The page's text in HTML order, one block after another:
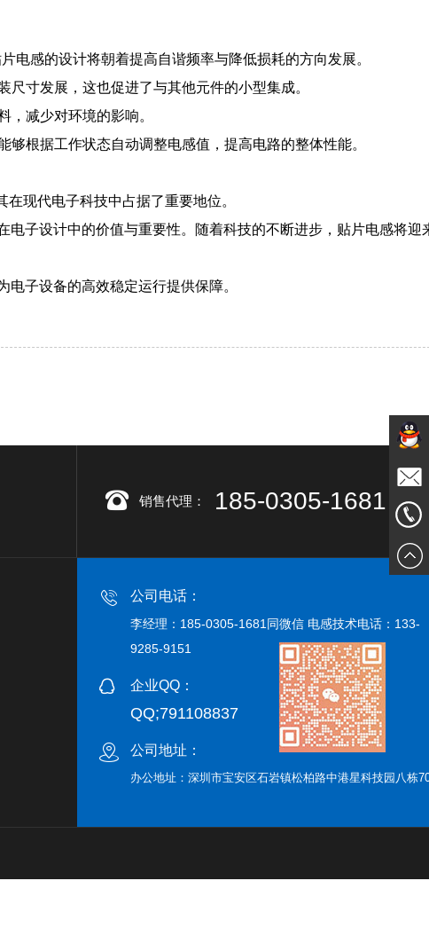
电感的设计将朝着提高自谐频率与降低损耗的方向发展。
寸发展，这也促进了与其他元件的小型集成。
，减少对环境的影响。
根据工作状态自动调整电感值，提高电路的整体性能。
现代电子科技中占据了重要地位。
子设计中的价值与重要性。随着科技的不断进步，贴片电感将迎
子设备的高效稳定运行提供保障。
销售代理： 185-0305-1681
公司电话：
李经理：185-0305-1681同微信 电感技术电话：133-
9285-9151
企业QQ：
QQ;791108837
公司地址：
办公地址：深圳市宝安区石岩镇松柏路中港星科技园八栋
邮箱